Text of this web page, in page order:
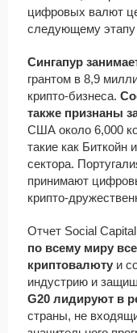
цифровых валют
следующему
Сингапур
грантом в 8,9
крипто-бизнеса.
также признаны
США около 6,000
такие как Биткойн
сектора.
принимают
крипто-
Отчет Social
по всему миру
криптовалюту и
индустрию и
G20 лидируют в
страны, не